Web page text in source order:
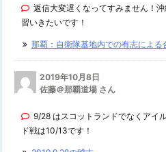
返信大変遅くなってすみません！
習いきたいです！
那覇：自衛隊基地内での有志による
2019年10月8日
佐藤＠那覇道場 さん
9/28 はスコットランドでなくアイ
ド戦は10/13です！